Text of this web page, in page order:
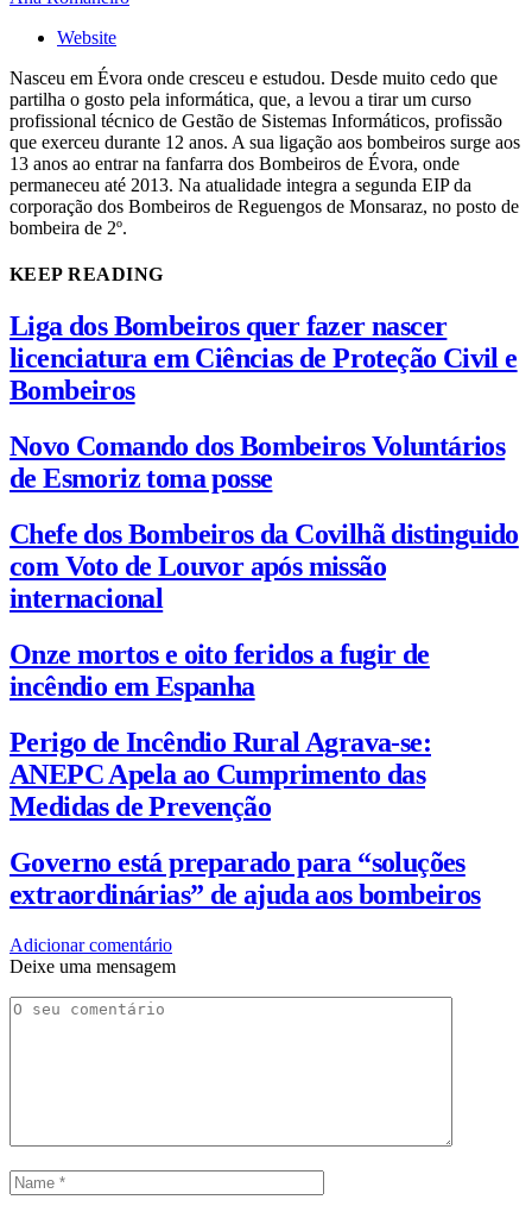
Website
Nasceu em Évora onde cresceu e estudou. Desde muito cedo que
partilha o gosto pela informática, que, a levou a tirar um curso
profissional técnico de Gestão de Sistemas Informáticos, profissão
que exerceu durante 12 anos. A sua ligação aos bombeiros surge aos
13 anos ao entrar na fanfarra dos Bombeiros de Évora, onde
permaneceu até 2013. Na atualidade integra a segunda EIP da
corporação dos Bombeiros de Reguengos de Monsaraz, no posto de
bombeira de 2º.
KEEP READING
Liga dos Bombeiros quer fazer nascer
licenciatura em Ciências de Proteção Civil e
Bombeiros
Novo Comando dos Bombeiros Voluntários
de Esmoriz toma posse
Chefe dos Bombeiros da Covilhã distinguido
com Voto de Louvor após missão
internacional
Onze mortos e oito feridos a fugir de
incêndio em Espanha
Perigo de Incêndio Rural Agrava-se:
ANEPC Apela ao Cumprimento das
Medidas de Prevenção
Governo está preparado para “soluções
extraordinárias” de ajuda aos bombeiros
Adicionar comentário
Deixe uma mensagem